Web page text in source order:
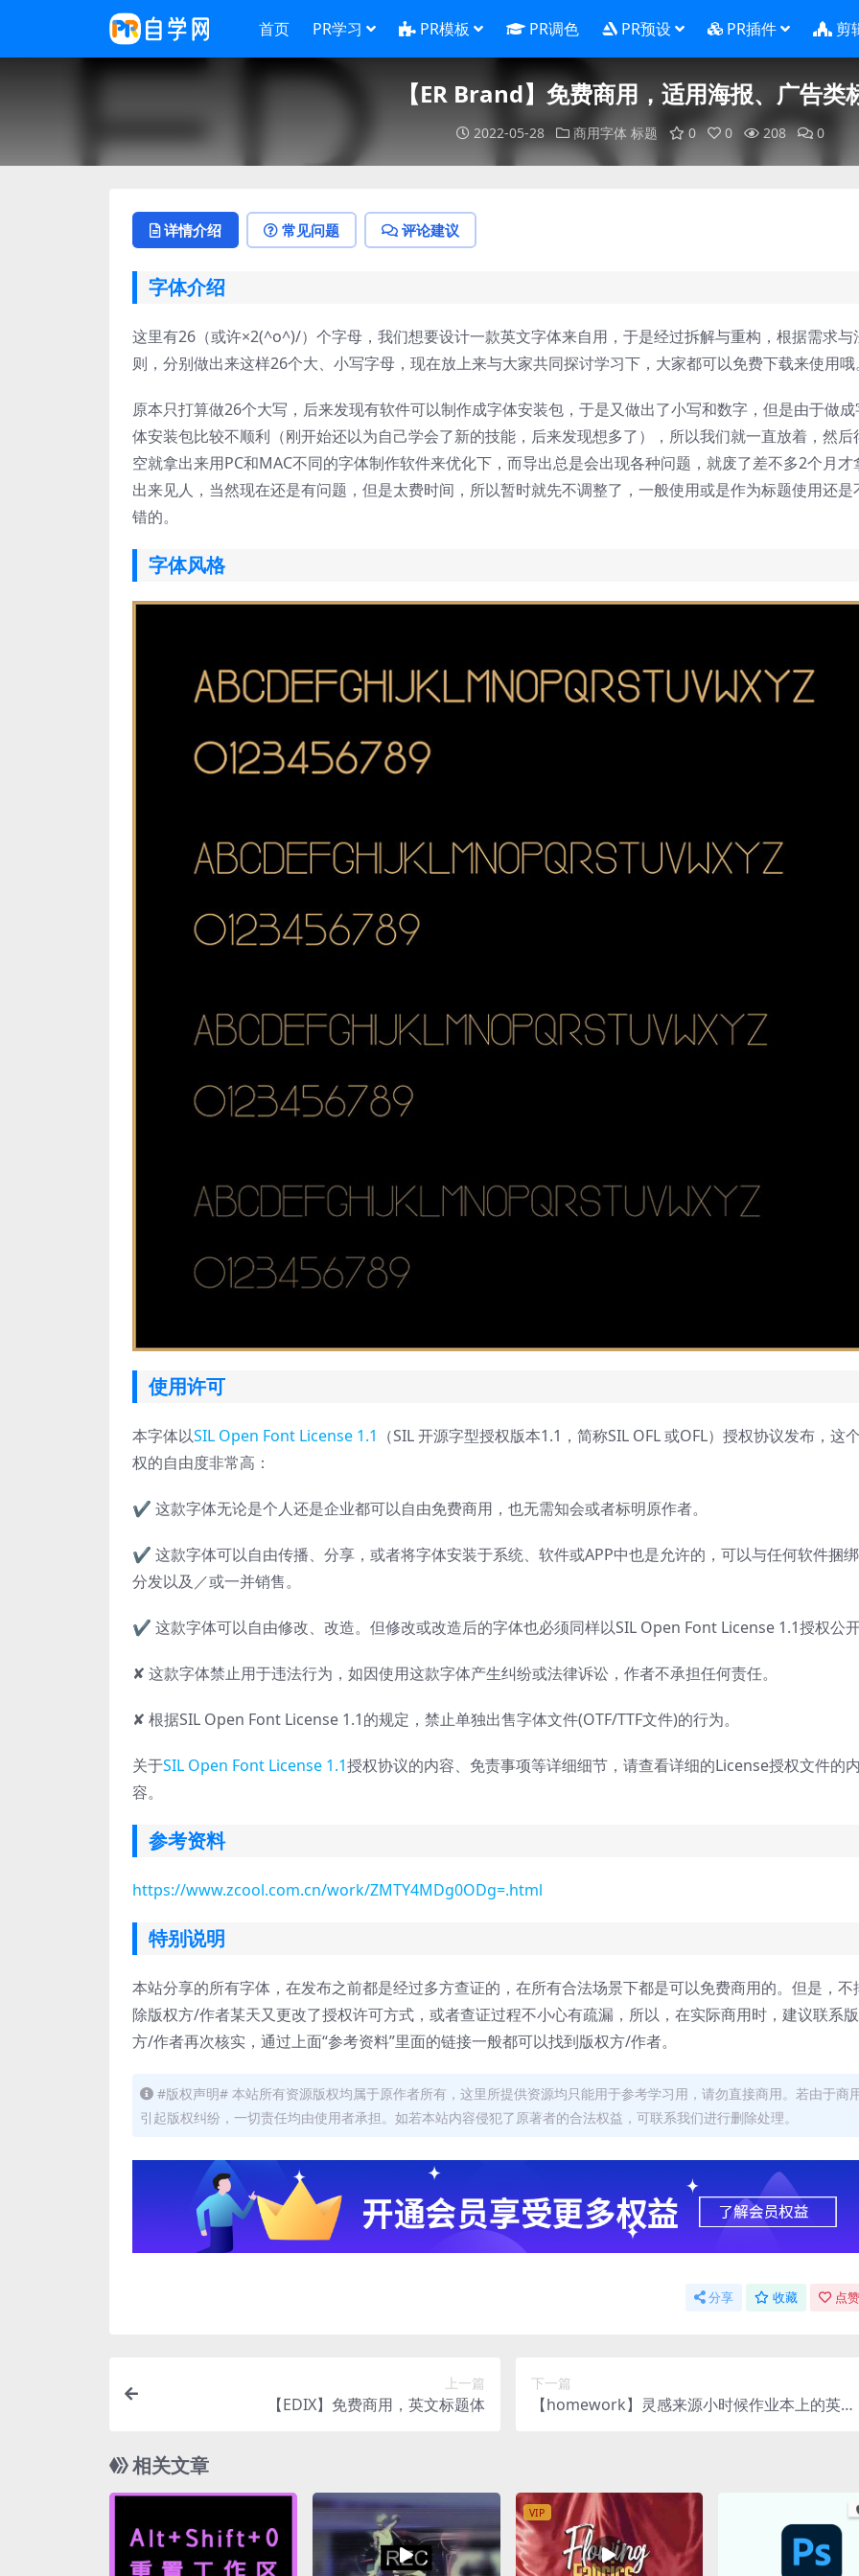
首页 PR学习 PR模板 PR调色 PR预设 PR插件 剪
【ER Brand】免费商用，适用海报、广告类
2022-05-28 商用字体 标题 0 0 208 0
详情介绍 常见问题 评论建议
字体介绍
这里有26（或许×2(^o^)/）个字母，我们想要设计一款英文字体来自用，于是经过拆解与重构，根据需求与
则，分别做出来这样26个大、小写字母，现在放上来与大家共同探讨学习下，大家都可以免费下载来使用哦。
原本只打算做26个大写，后来发现有软件可以制作成字体安装包，于是又做出了小写和数字，但是由于做成
体安装包比较不顺利（刚开始还以为自己学会了新的技能，后来发现想多了），所以我们就一直放着，然后
空就拿出来用PC和MAC不同的字体制作软件来优化下，而导出总是会出现各种问题，就废了差不多2个月才
出来见人，当然现在还是有问题，但是太费时间，所以暂时就先不调整了，一般使用或是作为标题使用还是
错的。
字体风格
使用许可
本字体以SIL Open Font License 1.1 （SIL 开源字型授权版本1.1，简称SIL OFL 或OFL）授权协议发布，这
权的自由度非常高：
✔ 这款字体无论是个人还是企业都可以自由免费商用，也无需知会或者标明原作者。
✔ 这款字体可以自由传播、分享，或者将字体安装于系统、软件或APP中也是允许的，可以与任何软件捆
分发以及／或一并销售。
✔ 这款字体可以自由修改、改造。但修改或改造后的字体也必须同样以SIL Open Font License 1.1授权公开
✘ 这款字体禁止用于违法行为，如因使用这款字体产生纠纷或法律诉讼，作者不承担任何责任。
✘ 根据SIL Open Font License 1.1的规定，禁止单独出售字体文件(OTF/TTF文件)的行为。
关于SIL Open Font License 1.1授权协议的内容、免责事项等详细细节，请查看详细的License授权文件的内
容。
参考资料
https://www.zcool.com.cn/work/ZMTY4MDg0ODg=.html
特别说明
本站分享的所有字体，在发布之前都是经过多方查证的，在所有合法场景下都是可以免费商用的。但是，不
除版权方/作者某天又更改了授权许可方式，或者查证过程不小心有疏漏，所以，在实际商用时，建议联系
方/作者再次核实，通过上面“参考资料”里面的链接一般都可以找到版权方/作者。
#版权声明# 本站所有资源版权均属于原作者所有，这里所提供资源均只能用于参考学习用，请勿直接商用。若由于商
引起版权纠纷，一切责任均由使用者承担。如若本站内容侵犯了原著者的合法权益，可联系我们进行删除处理。
分享 收藏 点
上一篇
【EDIX】免费商用，英文标题体
下一篇
【homework】灵感来源小时候作业本上的英文
相关文章
VIP